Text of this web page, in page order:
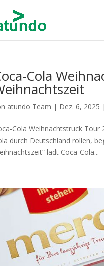
Cola
atundo Team | Dez. 6, 2025 |
Cola Weihnachtstruck Tour
durch Deutschland rollen,
lädt Coca-Cola...